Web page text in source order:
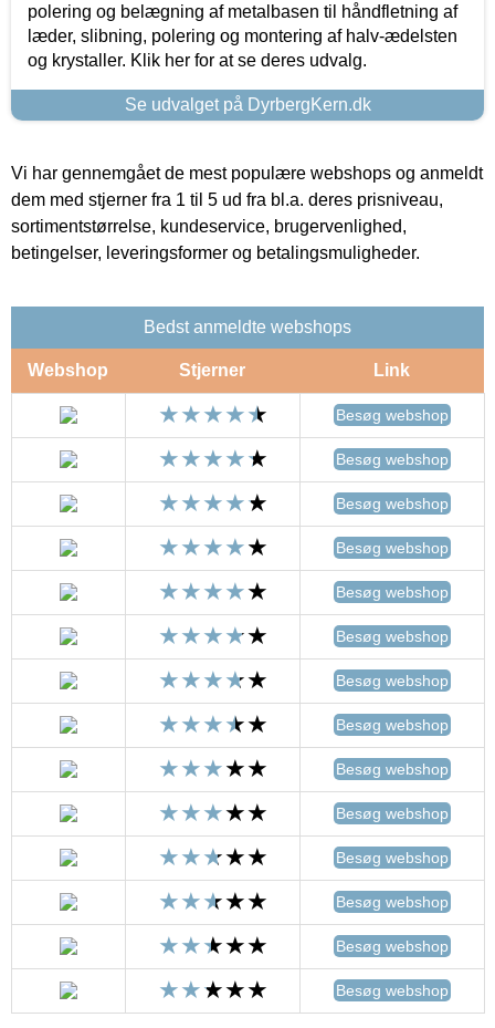
polering og belægning af metalbasen til håndfletning af
læder, slibning, polering og montering af halv-ædelsten
og krystaller. Klik her for at se deres udvalg.
Se udvalget på DyrbergKern.dk
Vi har gennemgået de mest populære webshops og anmeldt
dem med stjerner fra 1 til 5 ud fra bl.a. deres prisniveau,
sortimentstørrelse, kundeservice, brugervenlighed,
betingelser, leveringsformer og betalingsmuligheder.
Bedst anmeldte webshops
Webshop Stjerner Link
Besøg webshop
Besøg webshop
Besøg webshop
Besøg webshop
Besøg webshop
Besøg webshop
Besøg webshop
Besøg webshop
Besøg webshop
Besøg webshop
Besøg webshop
Besøg webshop
Besøg webshop
Besøg webshop